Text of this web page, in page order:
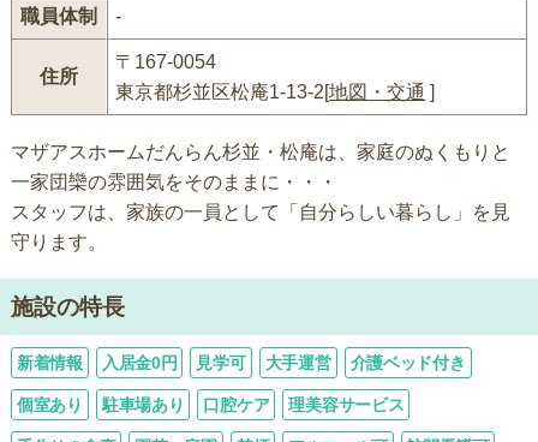
職員体制 -
住所
〒167-0054
東京都杉並区松庵1-13-2[地図・交通 ]
マザアスホームだんらん杉並・松庵は、家庭のぬくもりと
一家団欒の雰囲気をそのままに・・・
スタッフは、家族の一員として「自分らしい暮らし」を見
守ります。
施設の特長
新着情報 入居金0円 見学可 大手運営 介護ベッド付き
個室あり 駐車場あり 口腔ケア 理美容サービス